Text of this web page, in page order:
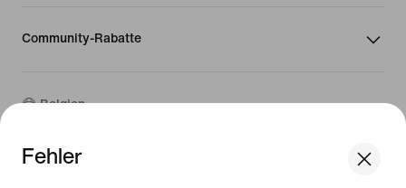
Fehler
Community-Rabatte
Belgien
© 2026Nike, Inc. Alle Rechte vorbehalten